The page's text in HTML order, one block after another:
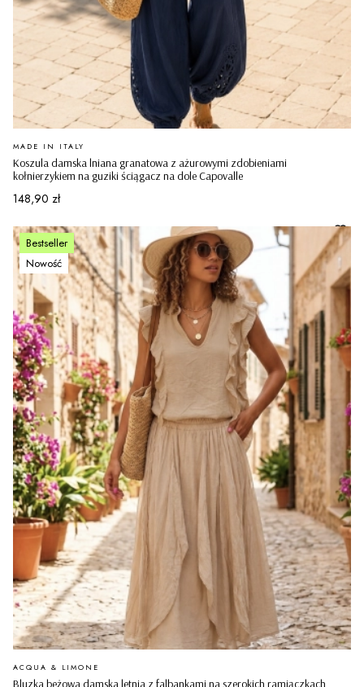
Koszula damska lniana granatowa z ażurowymi zdobieniami
kołnierzykiem na guziki ściągacz na dole Capovalle
PRODUCENT
MADE IN ITALY
Cena
148,90 zł
Bestseller
Nowość
Bluzka beżowa damska letnia z falbankami na szerokich ramiączkach
PRODUCENT
ACQUA & LIMONE